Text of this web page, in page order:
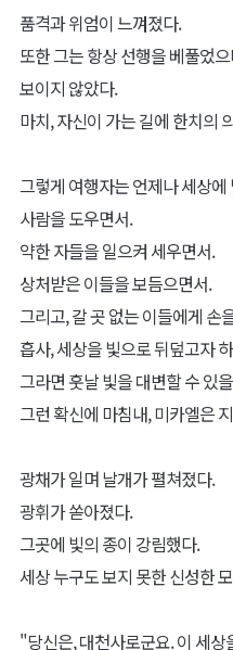
품격과 위엄이 느껴졌다.
또한 그는 항상 선행을 베풀었
보이지 않았다.
마치, 자신이 가는 길에 한치의
그렇게 여행자는 언제나 세상에
사람을 도우면서.
약한 자들을 일으켜 세우면서.
상처받은 이들을 보듬으면서.
그리고, 갈 곳 없는 이들에게 손
흡사, 세상을 빛으로 뒤덮고자
그라면 훗날 빛을 대변할 수 있
그런 확신에 마침내, 미카엘은
광채가 일며 날개가 펼쳐졌다.
광휘가 쏟아졌다.
그곳에 빛의 종이 강림했다.
세상 누구도 보지 못한 신성한
"당신은, 대천사로군요. 이 세